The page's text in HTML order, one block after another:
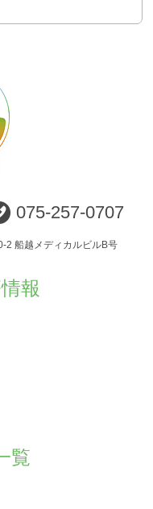
075-257-0707
船越メディカルビルB号
報
覧